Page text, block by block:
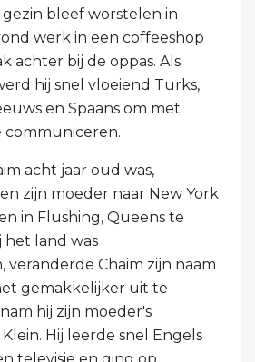
bleef worstelen in
werk in een coffeeshop
achter bij de oppas. Als
hij snel vloeiend Turks,
en Spaans om met
communiceren.
acht jaar oud was,
zijn moeder naar New York
in Flushing, Queens te
het land was
veranderde Chaim zijn naam
gemakkelijker uit te
hij zijn moeder's
Hij leerde snel Engels